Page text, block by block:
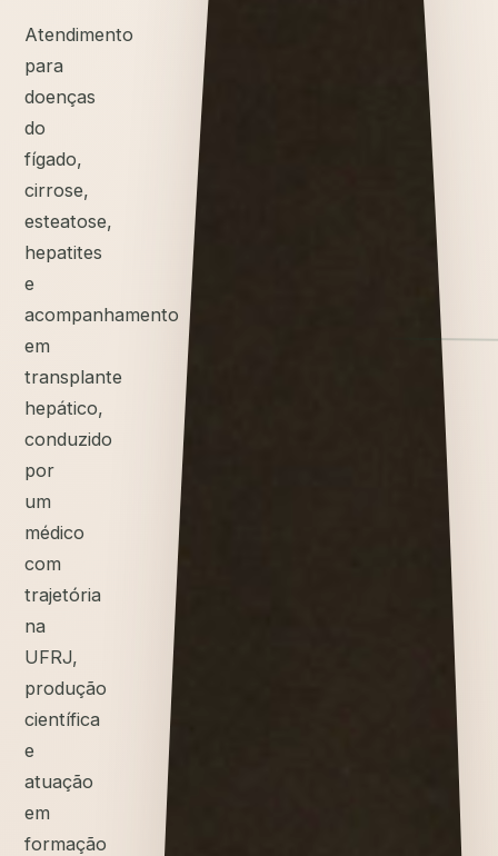
Atendimento
para
doenças
do
fígado,
cirrose,
esteatose,
hepatites
e
acompanhamento
em
transplante
hepático,
conduzido
por
um
médico
com
trajetória
na
UFRJ,
produção
científica
e
atuação
em
formação